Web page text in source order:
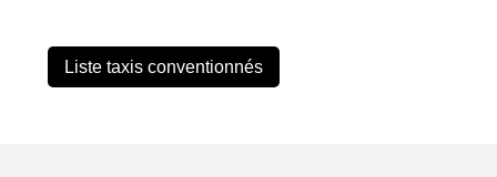
Liste taxis conventionnés